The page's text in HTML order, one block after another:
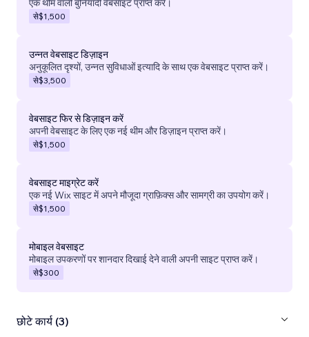
एक थीम वाली बुनियादी वेबसाइट प्राप्त करें।
से$1,500
उन्नत वेबसाइट डिज़ाइन
अनुकूलित दृश्यों, उन्नत सुविधाओं इत्यादि के साथ एक वेबसाइट प्राप्त करें।
से$3,500
वेबसाइट फिर से डिज़ाइन करें
अपनी वेबसाइट के लिए एक नई थीम और डिज़ाइन प्राप्त करें।
से$1,500
वेबसाइट माइग्रेट करें
एक नई Wix साइट में अपने मौजूदा ग्राफ़िक्स और सामग्री का उपयोग करें।
से$1,500
मोबाइल वेबसाइट
मोबाइल उपकरणों पर शानदार दिखाई देने वाली अपनी साइट प्राप्त करें।
से$300
छोटे कार्य (3)